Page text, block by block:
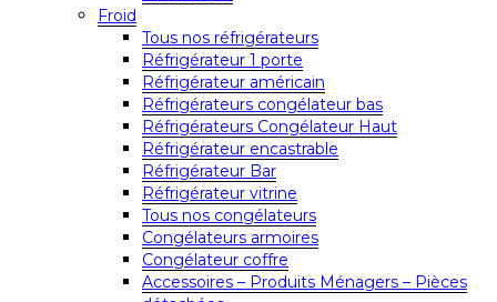
Froid
Tous nos réfrigérateurs
Réfrigérateur 1 porte
Réfrigérateur américain
Réfrigérateurs congélateur bas
Réfrigérateurs Congélateur Haut
Réfrigérateur encastrable
Réfrigérateur Bar
Réfrigérateur vitrine
Tous nos congélateurs
Congélateurs armoires
Congélateur coffre
Accessoires – Produits Ménagers – Pièces